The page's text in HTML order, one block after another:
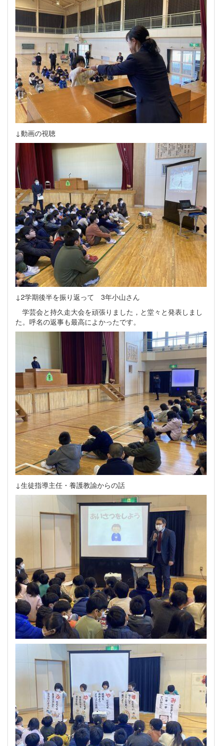
↓動画の視聴
↓2学期後半を振り返って 3年小山さん
学芸会と持久走大会を頑張りました，と堂々と発表しまし
た。呼名の返事も最高によかったです。
↓生徒指導主任・養護教諭からの話